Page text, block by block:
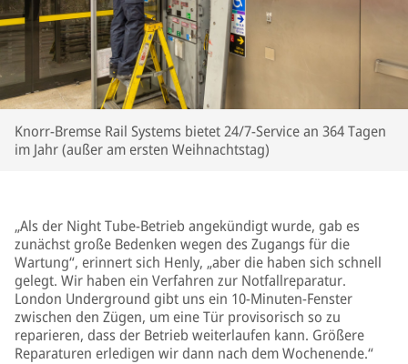
Knorr-Bremse Rail Systems bietet 24/7-Service an 364 Tagen
im Jahr (außer am ersten Weihnachtstag)
„Als der Night Tube-Betrieb angekündigt wurde, gab es
zunächst große Bedenken wegen des Zugangs für die
Wartung“, erinnert sich Henly, „aber die haben sich schnell
gelegt. Wir haben ein Verfahren zur Notfallreparatur.
London Underground gibt uns ein 10-Minuten-Fenster
zwischen den Zügen, um eine Tür provisorisch so zu
reparieren, dass der Betrieb weiterlaufen kann. Größere
Reparaturen erledigen wir dann nach dem Wochenende.“